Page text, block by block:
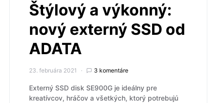
Štýlový a výkonný:
nový externý SSD od
ADATA
23. februára 2021 3 komentáre
Externý SSD disk SE900G je ideálny pre
kreatívcov, hráčov a všetkých, ktorý potrebujú